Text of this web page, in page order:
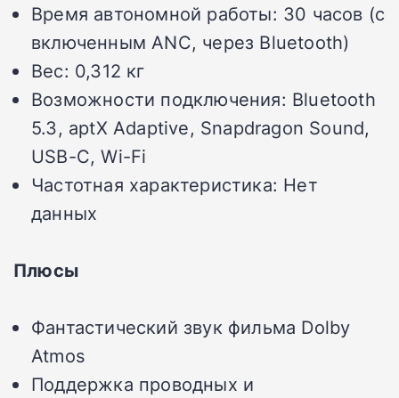
Время автономной работы: 30 часов (с
включенным ANC, через Bluetooth)
Вес: 0,312 кг
Возможности подключения: Bluetooth
5.3, aptX Adaptive, Snapdragon Sound,
USB-C, Wi-Fi
Частотная характеристика: Нет
данных
Плюсы
Фантастический звук фильма Dolby
Atmos
Поддержка проводных и